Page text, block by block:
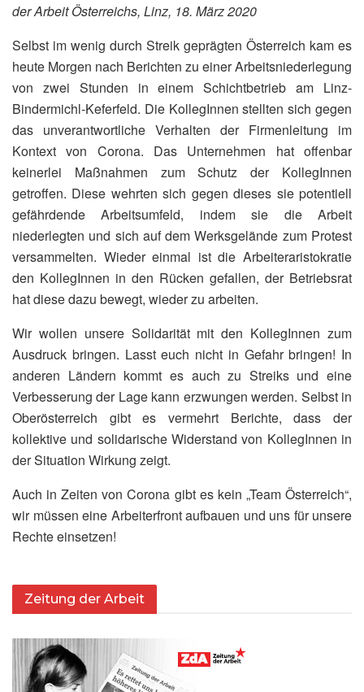
der Arbeit Österreichs, Linz, 18. März 2020
Selbst im wenig durch Streik geprägten Österreich kam es
heute Morgen nach Berichten zu einer Arbeitsniederlegung
von zwei Stunden in einem Schichtbetrieb am Linz-
Bindermichl-Keferfeld. Die KollegInnen stellten sich gegen
das unverantwortliche Verhalten der Firmenleitung im
Kontext von Corona. Das Unternehmen hat offenbar
keinerlei Maßnahmen zum Schutz der KollegInnen
getroffen. Diese wehrten sich gegen dieses sie potentiell
gefährdende Arbeitsumfeld, indem sie die Arbeit
niederlegten und sich auf dem Werksgelände zum Protest
versammelten. Wieder einmal ist die Arbeiteraristokratie
den KollegInnen in den Rücken gefallen, der Betriebsrat
hat diese dazu bewegt, wieder zu arbeiten.
Wir wollen unsere Solidarität mit den KollegInnen zum
Ausdruck bringen. Lasst euch nicht in Gefahr bringen! In
anderen Ländern kommt es auch zu Streiks und eine
Verbesserung der Lage kann erzwungen werden. Selbst in
Oberösterreich gibt es vermehrt Berichte, dass der
kollektive und solidarische Widerstand von KollegInnen in
der Situation Wirkung zeigt.
Auch in Zeiten von Corona gibt es kein „Team Österreich“,
wir müssen eine Arbeiterfront aufbauen und uns für unsere
Rechte einsetzen!
Zeitung der Arbeit